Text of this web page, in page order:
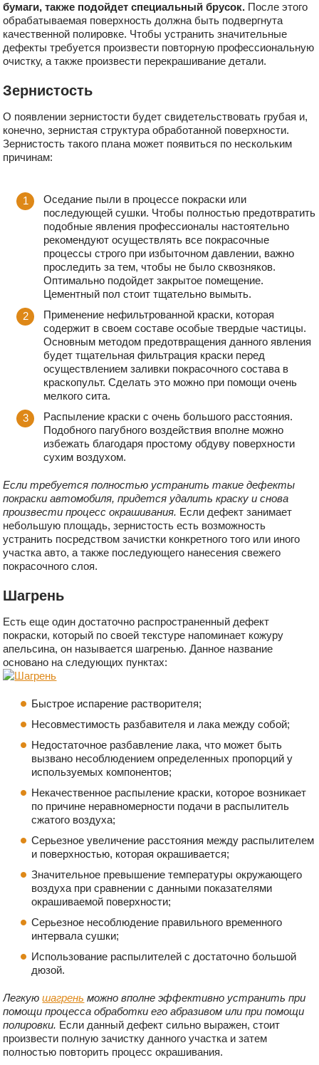
бумаги, также подойдет специальный брусок. После этого
обрабатываемая поверхность должна быть подвергнута
качественной полировке. Чтобы устранить значительные
дефекты требуется произвести повторную профессиональную
очистку, а также произвести перекрашивание детали.
Зернистость
О появлении зернистости будет свидетельствовать грубая и,
конечно, зернистая структура обработанной поверхности.
Зернистость такого плана может появиться по нескольким
причинам:
Оседание пыли в процессе покраски или
последующей сушки. Чтобы полностью предотвратить
подобные явления профессионалы настоятельно
рекомендуют осуществлять все покрасочные
процессы строго при избыточном давлении, важно
проследить за тем, чтобы не было сквозняков.
Оптимально подойдет закрытое помещение.
Цементный пол стоит тщательно вымыть.
Применение нефильтрованной краски, которая
содержит в своем составе особые твердые частицы.
Основным методом предотвращения данного явления
будет тщательная фильтрация краски перед
осуществлением заливки покрасочного состава в
краскопульт. Сделать это можно при помощи очень
мелкого сита.
Распыление краски с очень большого расстояния.
Подобного пагубного воздействия вполне можно
избежать благодаря простому обдуву поверхности
сухим воздухом.
Если требуется полностью устранить такие дефекты
покраски автомобиля, придется удалить краску и снова
произвести процесс окрашивания. Если дефект занимает
небольшую площадь, зернистость есть возможность
устранить посредством зачистки конкретного того или иного
участка авто, а также последующего нанесения свежего
покрасочного слоя.
Шагрень
Есть еще один достаточно распространенный дефект
покраски, который по своей текстуре напоминает кожуру
апельсина, он называется шагренью. Данное название
основано на следующих пунктах:
Быстрое испарение растворителя;
Несовместимость разбавителя и лака между собой;
Недостаточное разбавление лака, что может быть
вызвано несоблюдением определенных пропорций у
используемых компонентов;
Некачественное распыление краски, которое возникает
по причине неравномерности подачи в распылитель
сжатого воздуха;
Серьезное увеличение расстояния между распылителем
и поверхностью, которая окрашивается;
Значительное превышение температуры окружающего
воздуха при сравнении с данными показателями
окрашиваемой поверхности;
Серьезное несоблюдение правильного временного
интервала сушки;
Использование распылителей с достаточно большой
дюзой.
Легкуюшагрень можно вполне эффективно устранить при
помощи процесса обработки его абразивом или при помощи
полировки. Если данный дефект сильно выражен, стоит
произвести полную зачистку данного участка и затем
полностью повторить процесс окрашивания.